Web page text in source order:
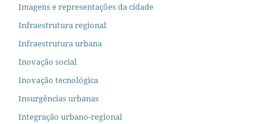
Imagens e representações da cidade
Infraestrutura regional
Infraestrutura urbana
Inovação social
Inovação tecnológica
Insurgências urbanas
Integração urbano-regional